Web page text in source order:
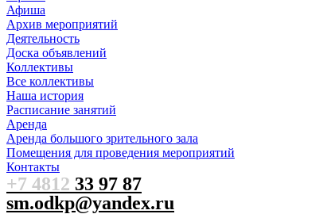
Афиша
Архив мероприятий
Деятельность
Доска объявлений
Коллективы
Все коллективы
Наша история
Расписание занятий
Аренда
Аренда большого зрительного зала
Помещения для проведения мероприятий
Контакты
+7 4812 33 97 87
sm.odkp@yandex.ru